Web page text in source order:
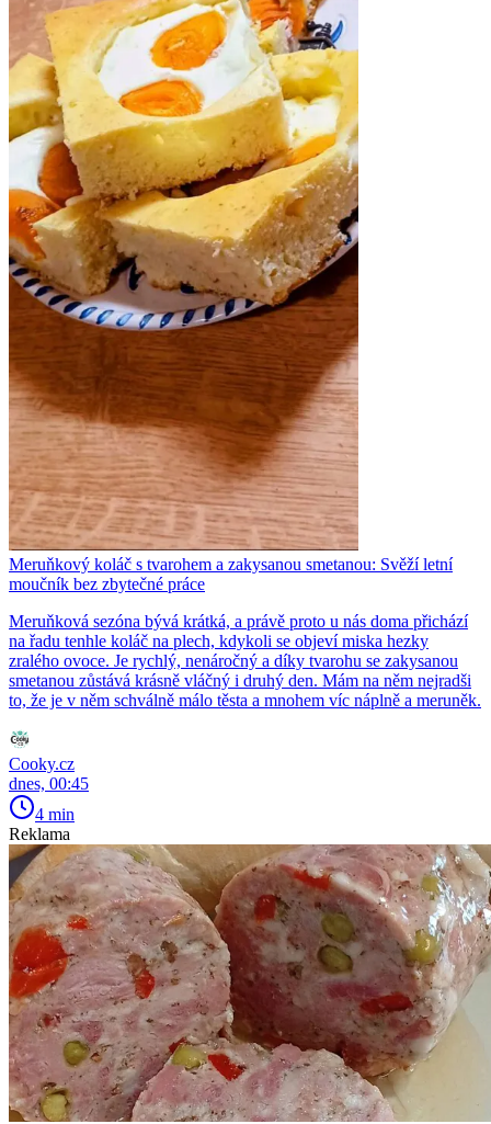
Meruňkový koláč s tvarohem a zakysanou smetanou: Svěží letní
moučník bez zbytečné práce
Meruňková sezóna bývá krátká, a právě proto u nás doma přichází
na řadu tenhle koláč na plech, kdykoli se objeví miska hezky
zralého ovoce. Je rychlý, nenáročný a díky tvarohu se zakysanou
smetanou zůstává krásně vláčný i druhý den. Mám na něm nejradši
to, že je v něm schválně málo těsta a mnohem víc náplně a meruněk.
Cooky.cz
dnes, 00:45
4 min
Reklama